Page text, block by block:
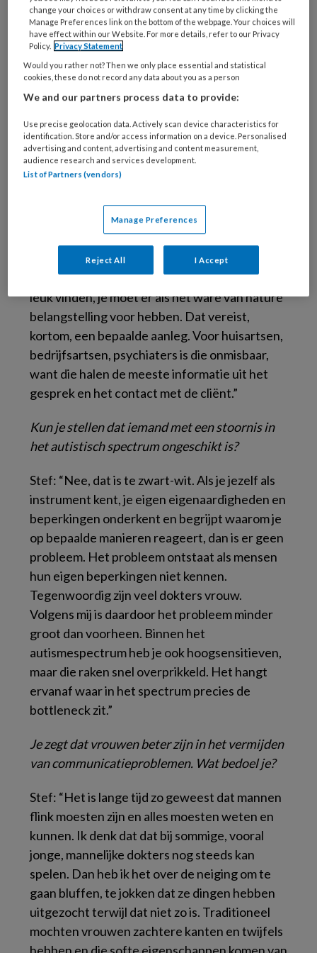
hebt ook eigenschappen en vaardigheden
nodig die je al heel vroeg in je leven moet
hebben ontwikkeld en die kun je niet leren in
de collegebanken. Dat betekent dus dat
sommige mensen gewoon niet geschikt zijn
Wat is dat dan precies?
Stef: “Je moet sociaal geëngageerd zijn,
invoelend vermogen hebben en je kunnen
verplaatsen in de ander. Je moet al vroeg in je
leven ervaren hebben dat er heel veel
verschillende soorten mensen zijn, die allemaal
hun eigen manieren hebben, en dat moet je
leuk vinden, je moet er als het ware van nature
belangstelling voor hebben. Dat vereist,
kortom, een bepaalde aanleg. Voor huisartsen,
bedrijfsartsen, psychiaters is die onmisbaar,
want die halen de meeste informatie uit het
gesprek en het contact met de cliënt.”
Kun je stellen dat iemand met een stoornis in
het autistisch spectrum ongeschikt is?
Stef: “Nee, dat is te zwart-wit. Als je jezelf als
instrument kent, je eigen eigenaardigheden en
beperkingen onderkent en begrijpt waarom je
op bepaalde manieren reageert, dan is er geen
probleem. Het probleem ontstaat als mensen
hun eigen beperkingen niet kennen.
Tegenwoordig zijn veel dokters vrouw.
Volgens mij is daardoor het probleem minder
groot dan voorheen. Binnen het
autismespectrum heb je ook hoogsensitieven,
maar die raken snel overprikkeld. Het hangt
ervanaf waar in het spectrum precies de
bottleneck zit.”
Je zegt dat vrouwen beter zijn in het vermijden
van communicatieproblemen. Wat bedoel je?
Stef: “Het is lange tijd zo geweest dat mannen
flink moesten zijn en alles moesten weten en
kunnen. Ik denk dat dat bij sommige, vooral
jonge, mannelijke dokters nog steeds kan
spelen. Dan heb ik het over de neiging om te
gaan bluffen, te jokken dat ze dingen hebben
uitgezocht terwijl dat niet zo is. Traditioneel
mochten vrouwen zachtere kanten en twijfels
change your choices or withdraw consent at any time by clicking the
Manage Preferences link on the bottom of the webpage. Your choices will
have effect within our Website. For more details, refer to our Privacy
Policy. Privacy Statement
Would you rather not? Then we only place essential and statistical
cookies, these do not record any data about you as a person
We and our partners process data to provide:
Use precise geolocation data. Actively scan device characteristics for
identification. Store and/or access information on a device. Personalised
advertising and content, advertising and content measurement,
audience research and services development.
List of Partners (vendors)
Manage Preferences
Reject All I Accept